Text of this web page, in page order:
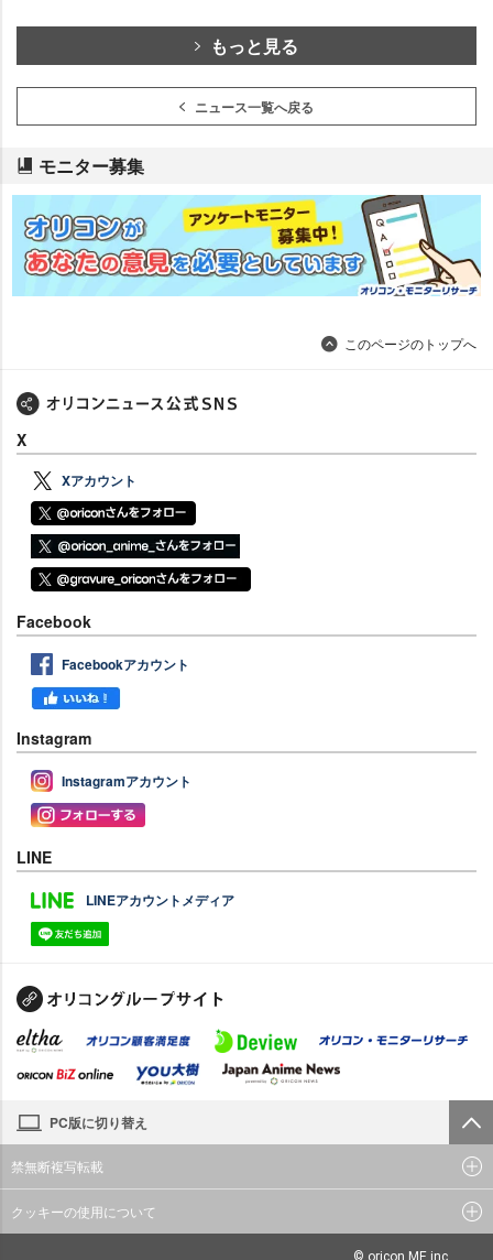
もっと見る
ニュース一覧へ戻る
モニター募集
このページのトップへ
X
Xアカウント
Facebook
Facebookアカウント
Instagram
Instagramアカウント
LINE
LINEアカウントメディア
PC版に切り替え
禁無断複写転載
クッキーの使用について
© oricon ME inc.